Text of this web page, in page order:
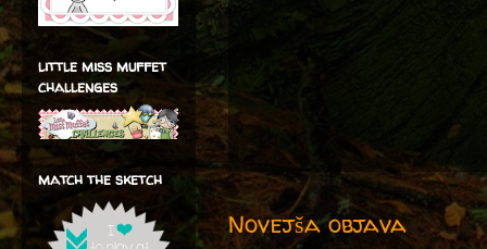
Novejša objava
little miss muffet
challenges
match the sketch